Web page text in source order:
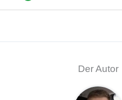
Der Autor